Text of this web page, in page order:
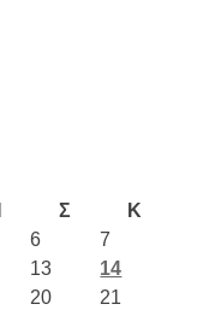
Σ
Κ
6
7
13
14
20
21